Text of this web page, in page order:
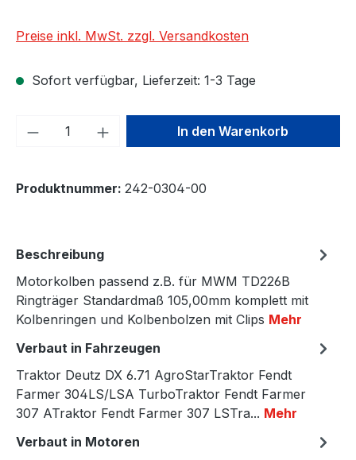
Preise inkl. MwSt. zzgl. Versandkosten
Sofort verfügbar, Lieferzeit: 1-3 Tage
Produkt Anzahl: Gib denIn den Warenkorb
Produktnummer: 242-0304-00
Beschreibung
Motorkolben passend z.B. für MWM TD226B
Ringträger Standardmaß 105,00mm komplett mit
Kolbenringen und Kolbenbolzen mit Clips Mehr
Verbaut in Fahrzeugen
Traktor Deutz DX 6.71 AgroStarTraktor Fendt
Farmer 304LS/LSA TurboTraktor Fendt Farmer
307 ATraktor Fendt Farmer 307 LSTra... Mehr
Verbaut in Motoren